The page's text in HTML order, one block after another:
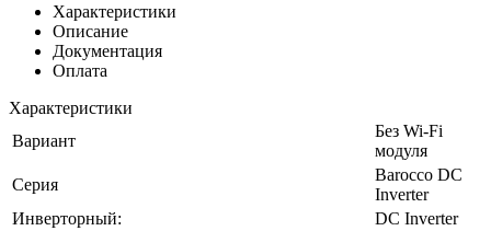
Характеристики
Описание
Документация
Оплата
Характеристики
Вариант
Без Wi-Fi
модуля
Серия
Barocco DC
Inverter
Инверторный:
DC Inverter